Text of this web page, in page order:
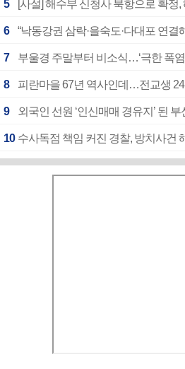
5 [사설] 해수부 신청사 북항으로 확정
6 “낙동강권 삼락·을숙도·다대포 연결
7 부울경 주말부터 비소식…‘극한 폭염
8 피란마을 67년 역사인데…전교생
9 외국인 선원 ‘인신매매 경유지’ 된
10 수사독점 책임 커진 경찰, 방치사건